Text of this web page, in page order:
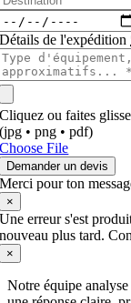
Détails de l'expédition
Cliquez ou faites
(jpg • png • pdf)
Choose File
Demander un devis
Merci pour ton
×
Une erreur s'est
nouveau plus tard.
×
Notre équipe